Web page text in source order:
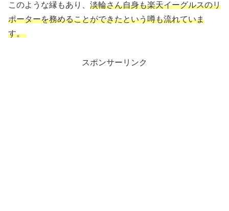
このような縁もあり、 淡輪さん自身も楽天イーグルスのリ
ポーターを務めることができたという噂も流れていま
す。
スポンサーリンク